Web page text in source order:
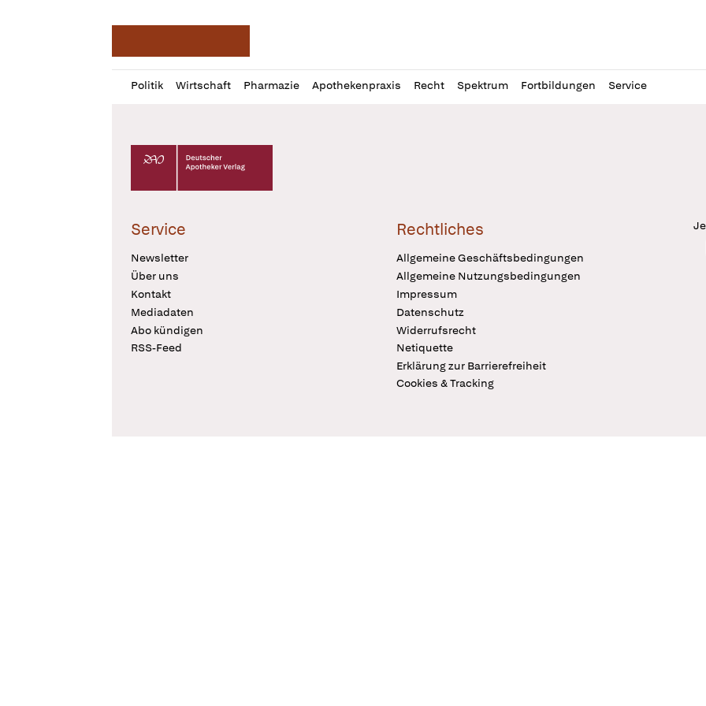
Politik Wirtschaft Pharmazie Apothekenpraxis Recht Spektrum Fortbildungen Service
Profil
öffnen
Daz
Pur
Deutscher Apotheker Verlag Logo
Service
Newsletter
Über uns
Kontakt
Mediadaten
Abo kündigen
RSS-Feed
Rechtliches
Allgemeine Geschäftsbedingungen
Allgemeine Nutzungsbedingungen
Impressum
Datenschutz
Widerrufsrecht
Netiquette
Erklärung zur Barrierefreiheit
Cookies & Tracking